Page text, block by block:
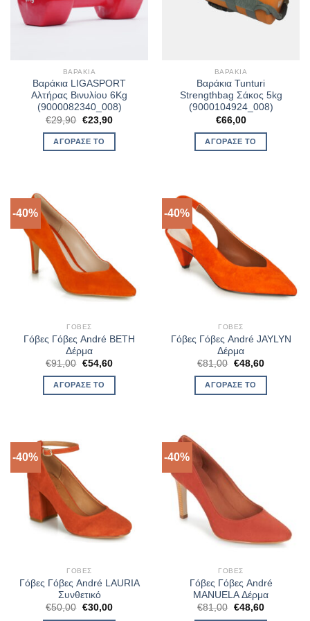
ΒΑΡΆΚΙΑ
Βαράκια LIGASPORT
Αλτήρας Βινυλίου 6Kg
(9000082340_008)
€29,90 Original
price
was:
€29,90.
€23,90Η
τιμή
ΑΓΌΡΑΣΈ ΤΟ
ΒΑΡΆΚΙΑ
Βαράκια Tunturi
Strengthbag Σάκος 5kg
(9000104924_008)
€66,00
ΑΓΌΡΑΣΈ ΤΟ
-40%
ΓΌΒΕΣ
Γόβες Γόβες André BETH
Δέρμα
€91,00 Original
was:
€91,00.
€54,60Η
ΑΓΌΡΑΣΈ ΤΟ
-40%
ΓΌΒΕΣ
Γόβες Γόβες André JAYLYN
Δέρμα
€81,00 Original
was:
€81,00.
€48,60Η
ΑΓΌΡΑΣΈ ΤΟ
-40%
ΓΌΒΕΣ
Γόβες Γόβες André LAURIA
Συνθετικό
€50,00 Original
€30,00Η
-40%
ΓΌΒΕΣ
Γόβες Γόβες André
MANUELA Δέρμα
€81,00 Original
€48,60Η